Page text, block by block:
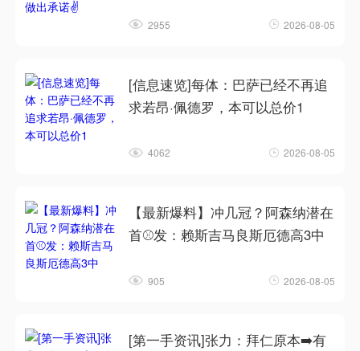
2955 2026-08-05
[信息速览]每体：巴萨已经不再追
求若昂·佩德罗，本可以总价1
4062 2026-08-05
【最新爆料】冲几冠？阿森纳潜在
首⚾发：赖斯吉马良斯厄德高3中
905 2026-08-05
[第一手资讯]张力：拜仁原本➡️有